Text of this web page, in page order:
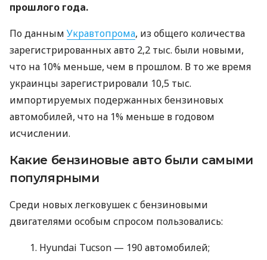
прошлого года.
По данным Укравтопрома, из общего количества
зарегистрированных авто 2,2 тыс. были новыми,
что на 10% меньше, чем в прошлом. В то же время
украинцы зарегистрировали 10,5 тыс.
импортируемых подержанных бензиновых
автомобилей, что на 1% меньше в годовом
исчислении.
Какие бензиновые авто были самыми
популярными
Среди новых легковушек с бензиновыми
двигателями особым спросом пользовались:
Hyundai Tucson — 190 автомобилей;